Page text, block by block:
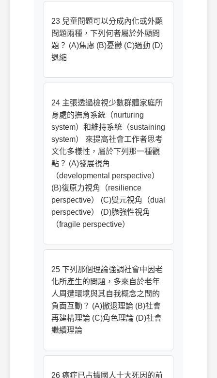
23 兒童問題可以分成內化或外顯
問題兩種，下列何者屬於外顯問
題？ (A)焦慮 (B)憂鬱 (C)過動 (D)
退縮
24 主張透過檢視少數群體家庭所
身處的撫育系統（nurturing
system）和維持系統（sustaining
system） 來提高社會工作者思考
文化多樣性，屬於下列那一種觀
點？ (A)發展視角
（developmental perspective）
(B)復原力視角（resilience
perspective） (C)雙元視角（dual
perspective） (D)脆強性視角
（fragile perspective）
25 下列那個理論強調社會中因老
化所產生的問題，多來自於老年
人周遭環境與其自我概念之間的
負面互動？ (A)撤退理論 (B)社會
再建構理論 (C)角色理論 (D)社會
繼續理論
26 癌症已占據國人十大死因的前